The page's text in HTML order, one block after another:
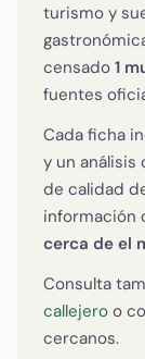
turismo y
censado 1
fuentes
Cada ficha
y un análisis
de calidad
información
cerca de el
Consulta
callejero o
cercanos.